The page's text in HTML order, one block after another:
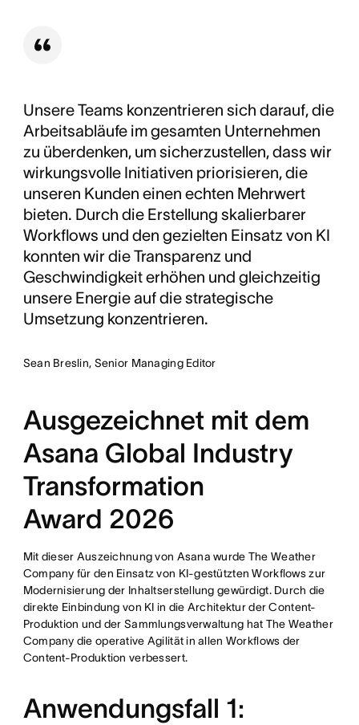
Veröffentlichungsfristen, basierend auf einer
Unsere Teams konzentrieren sich darauf, die
Arbeitsabläufe im gesamten Unternehmen
zu überdenken, um sicherzustellen, dass wir
wirkungsvolle Initiativen priorisieren, die
unseren Kunden einen echten Mehrwert
bieten. Durch die Erstellung skalierbarer
Workflows und den gezielten Einsatz von KI
konnten wir die Transparenz und
Geschwindigkeit erhöhen und gleichzeitig
unsere Energie auf die strategische
Umsetzung konzentrieren.
Sean Breslin, Senior Managing Editor
Ausgezeichnet mit dem
Asana Global Industry
Transformation
Award 2026
Mit dieser Auszeichnung von Asana wurde The Weather
Company für den Einsatz von KI-gestützten Workflows zur
Modernisierung der Inhaltserstellung gewürdigt. Durch die
direkte Einbindung von KI in die Architektur der Content-
Produktion und der Sammlungsverwaltung hat The Weather
Company die operative Agilität in allen Workflows der
Content-Produktion verbessert.
Anwendungsfall 1: